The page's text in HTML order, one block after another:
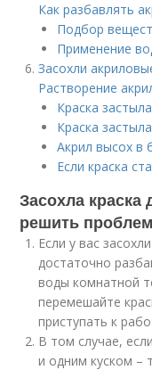
Как разбавлять
Подбор
Применение
Засохли
Растворение
Краска
Краска
Акрил высох в
Если краска
Засохла
решить
Если у вас
достаточно
воды комнатной
перемешайте
приступать к
В том случае,
и одним куском –